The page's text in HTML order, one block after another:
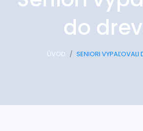
do
ÚVOD SENIORI VYPAĽOVALI